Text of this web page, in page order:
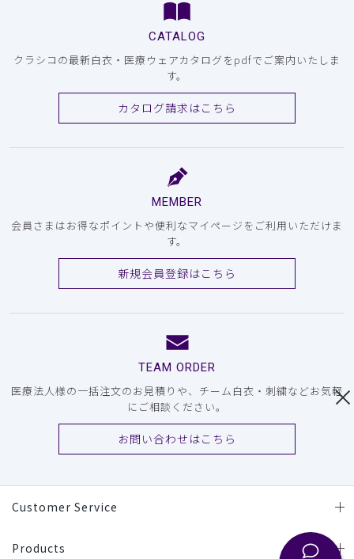
CATALOG
クラシコの最新白衣・医療ウェアカタログをpdfでご案内いたしま
す。
カタログ請求はこちら
MEMBER
会員さまはお得なポイントや便利なマイページをご利用いただけま
す。
新規会員登録はこちら
TEAM ORDER
医療法人様の一括注文のお見積りや、チーム白衣・刺繍などお気軽
にご相談ください。
お問い合わせはこちら
Customer Service
Products